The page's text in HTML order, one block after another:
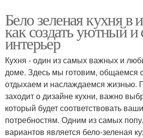
Бело зеленая кухня в
как создать уютный
интерьер
Кухня - один из самых важных и
доме. Здесь мы готовим, общаемся
отдыхаем и наслаждаемся жизнью.
заходит о дизайне кухни, важно
который будет соответствовать
потребностям. Одним из самых
вариантов является бело-зеленая